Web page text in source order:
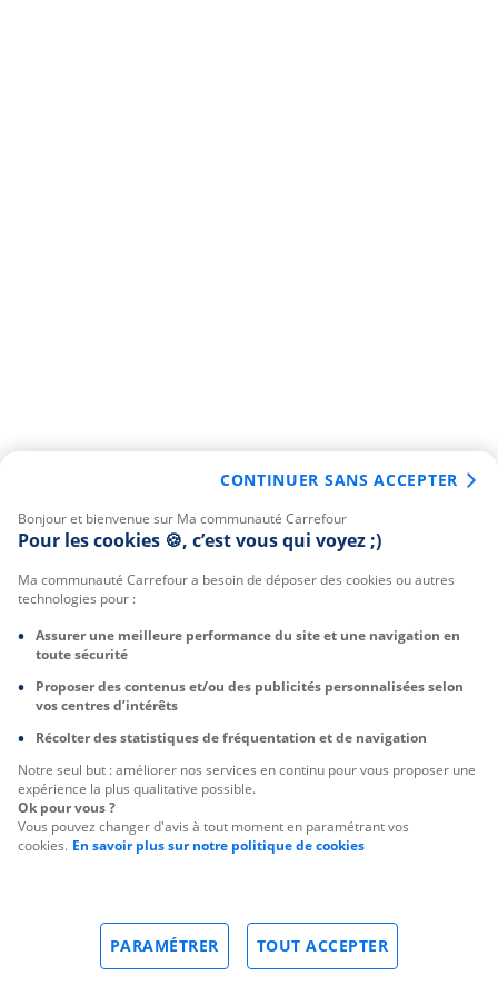
Bonjour et bienvenue sur Ma communauté Carrefour
Pour les cookies 🍪, c’est vous qui voyez ;)
Ma communauté Carrefour a besoin de déposer des cookies ou autres
technologies pour :
Assurer une meilleure performance du site et une navigation en
toute sécurité
Proposer des contenus et/ou des publicités personnalisées selon
vos centres d’intérêts
Récolter des statistiques de fréquentation et de navigation
Notre seul but : améliorer nos services en continu pour vous proposer une
expérience la plus qualitative possible.
Ok pour vous ?
Vous pouvez changer d'avis à tout moment en paramétrant vos
cookies. En savoir plus sur notre politique de cookies
TOUT ACCEPTER
PARAMÉTRER
CONTINUER SANS ACCEPTER